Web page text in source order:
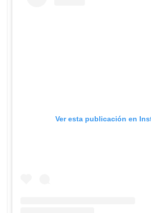
Ver esta publicación en